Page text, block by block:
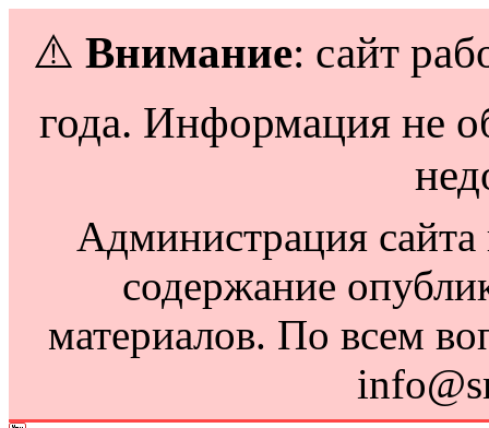
⚠️ Внимание: сайт
года. Информация не
Администрация сайта
содержание
материалов. По всем